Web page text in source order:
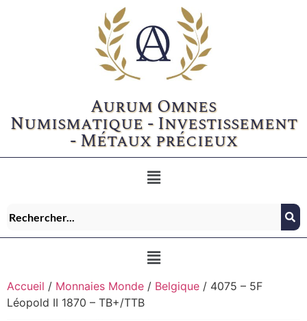
Aurum Omnes
Numismatique - Investissement
- Métaux précieux
Accueil / Monnaies Monde / Belgique / 4075 – 5F
Léopold II 1870 – TB+/TTB